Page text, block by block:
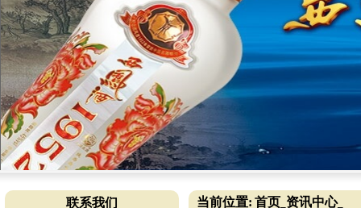
联系我们 当前位置: 首页 资讯中心_